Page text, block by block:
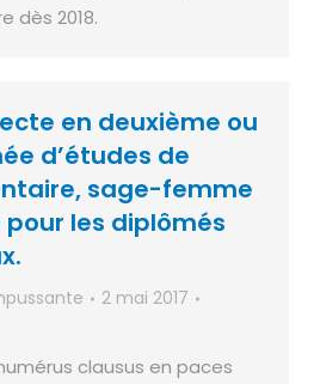
dès 2018.
en deuxième ou
d’études de
sage-femme
les diplômés
2 mai 2017
clausus en paces